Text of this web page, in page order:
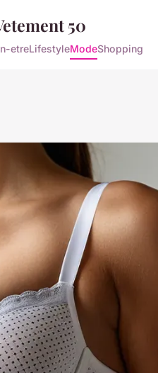
50
etreLifestyleModeShopping